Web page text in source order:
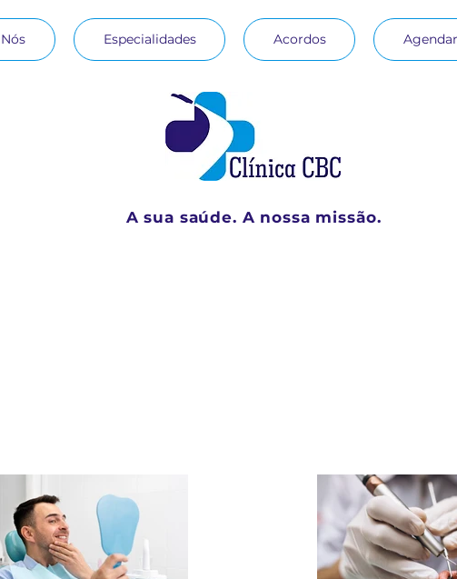
Especialidades Acordos
A sua saúde. A nossa missão.